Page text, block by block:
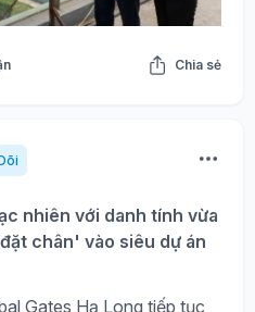
Chia sẻ
nhiên với danh tính vừa
chân' vào siêu dự án
Gates Hạ Long tiếp tục